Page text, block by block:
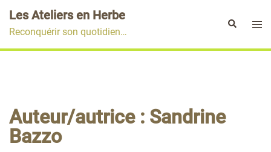
au
contenu
Les Ateliers en Herbe
Reconquérir son quotidien…
Rechercher
Auteur/autrice : Sandrine
Bazzo